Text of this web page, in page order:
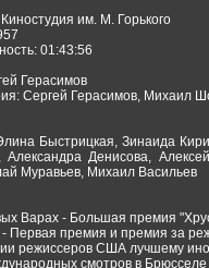
им. М. Горького
01:43:56
Герасимов
Сергей Герасимов, Михаил
Быстрицкая, Зинаида
Александра Денисова,
Муравьев, Михаил Васильев
Варах - Большая премия
Первая премия и премия за
режиссеров США лучшему
смотров в Брюсселе